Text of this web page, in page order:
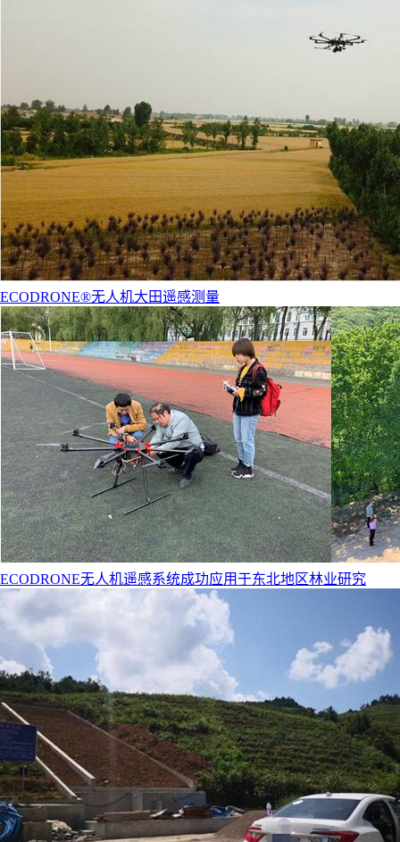
ECODRONE®无人机大田遥感测量
ECODRONE无人机遥感系统成功应用于东北地区林业研究